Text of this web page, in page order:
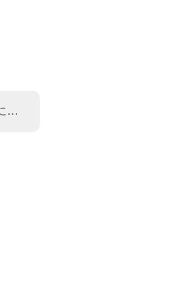
2026年7月7日 正常に使えました。 場所は広大な駐車場のもっとも北側です。駐車場にはガソリンスタンドがありますがそこではありません。 「スーパービバホーム佐賀店」の近くです。